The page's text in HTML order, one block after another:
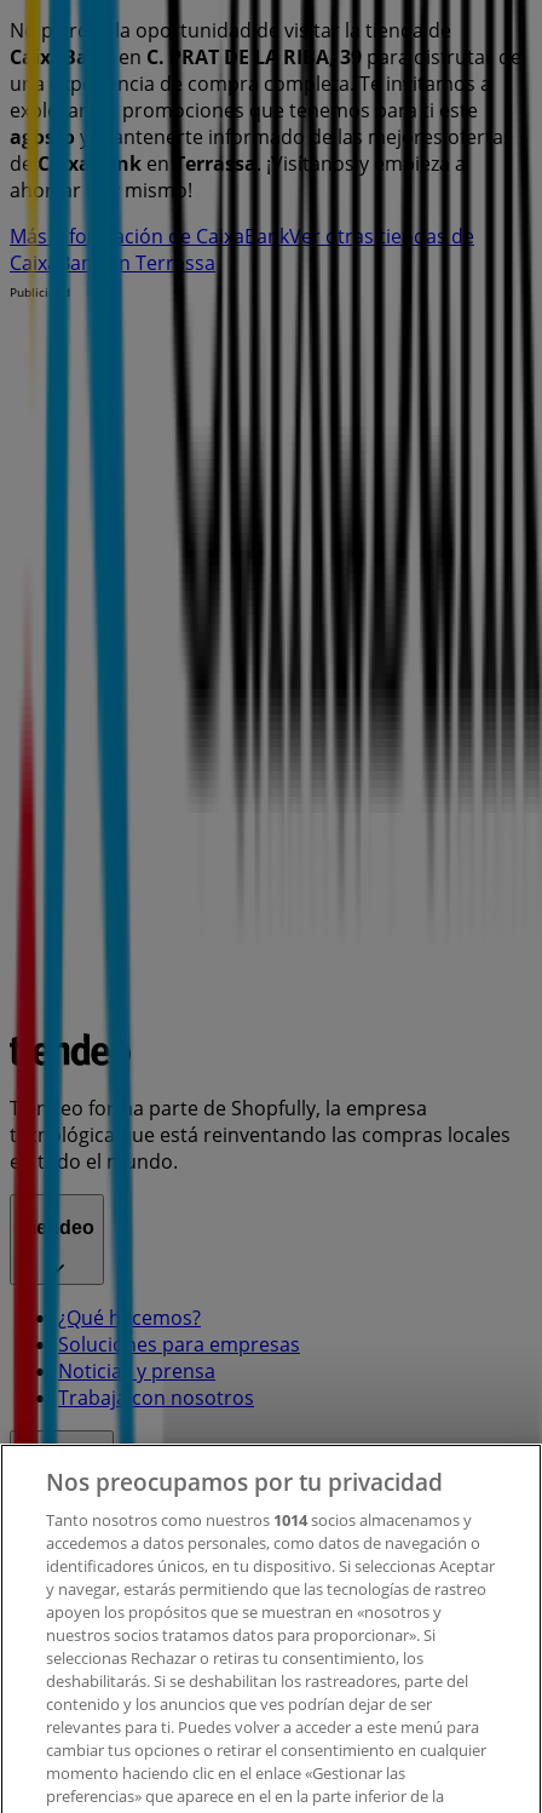
No pierdas la oportunidad de visitar la tienda de
CaixaBank
en C. PRAT DE LA RIBA, 39 para disfrutar de
una experiencia de compra completa. Te invitamos a
explorar las promociones que tenemos para ti este
agosto y mantenerte informado de las mejores ofertas
de CaixaBank en Terrassa . ¡Visítanos y empieza a
ahorrar hoy mismo!
Más información de CaixaBankVer otras tiendas de
CaixaBank en Terrassa
Publicidad
Tiendeo forma parte de Shopfully, la empresa
tecnológica que está reinventando las compras locales
en todo el mundo.
Tiendeo
¿Qué hacemos?
Soluciones para empresas
Noticias y prensa
Trabaja con nosotros
Contacto comercial y de marketing
Tienda mal colocada en el mapa
Notificar un folleto
¿Encontraste un problema en la web o en la
aplicación?
Índices
Nos preocupamos por tu privacidad
Tanto nosotros como nuestros 1014socios almacenamos y
accedemos a datos personales, como datos de navegación o
identificadores únicos, en tu dispositivo. Si seleccionas Aceptar
y navegar, estarás permitiendo que las tecnologías de rastreo
apoyen los propósitos que se muestran en «nosotros y
nuestros socios tratamos datos para proporcionar». Si
seleccionas Rechazar o retiras tu consentimiento, los
deshabilitarás. Si se deshabilitan los rastreadores, parte del
contenido y los anuncios que ves podrían dejar de ser
relevantes para ti. Puedes volver a acceder a este menú para
cambiar tus opciones o retirar el consentimiento en cualquier
momento haciendo clic en el enlace «Gestionar las
preferencias» que aparece en el en la parte inferior de la